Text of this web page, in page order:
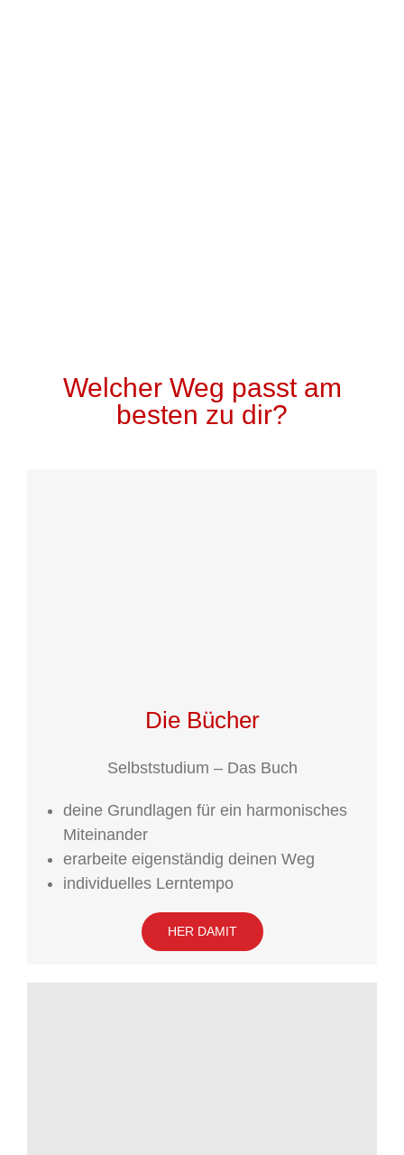
Welcher Weg passt am
besten zu dir?
Die Bücher
Selbststudium – Das Buch
deine Grundlagen für ein harmonisches
Miteinander
erarbeite eigenständig deinen Weg
individuelles Lerntempo
HER DAMIT